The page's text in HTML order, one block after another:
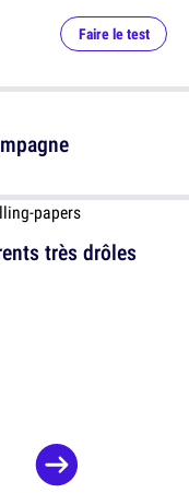
très drôles
Faire le test